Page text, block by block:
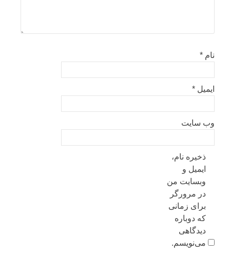
نام *
ایمیل *
وب‌ سایت
ذخیره نام،
ایمیل و
وبسایت من
در مرورگر
برای زمانی
که دوباره
دیدگاهی
می‌نویسم.